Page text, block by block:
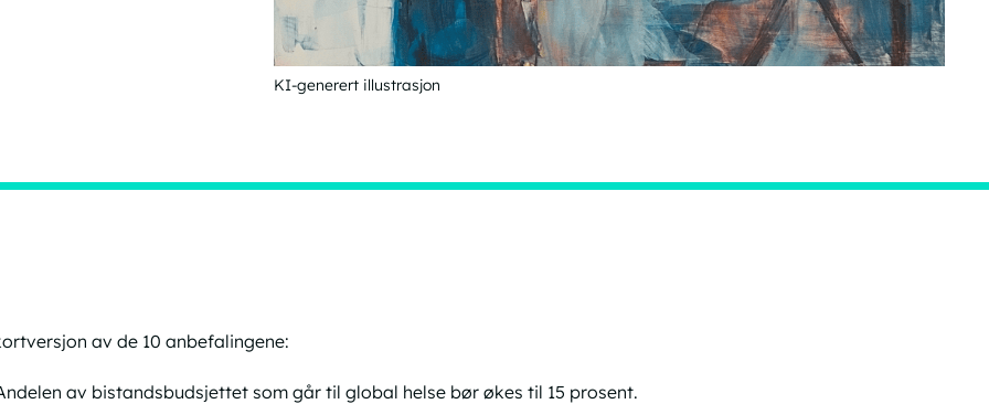
KI-generert illustrasjon
av de 10 anbefalingene:
av bistandsbudsjettet som går til global helse bør økes til 15 prosent.